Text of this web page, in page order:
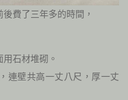
費了三年多的時間，
石材堆砌。
連壁共高一丈八尺，厚一丈